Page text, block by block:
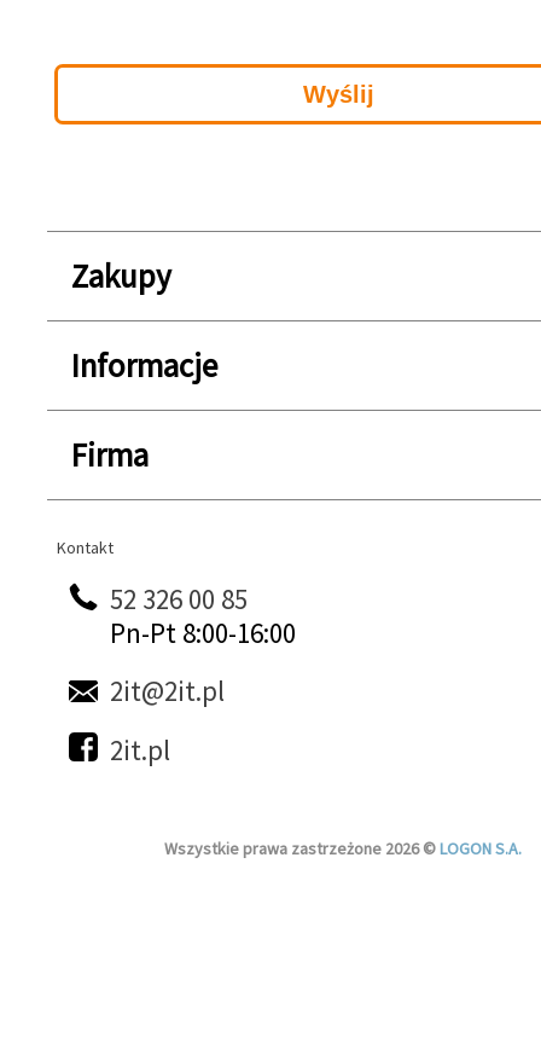
Zakupy
Informacje
Firma
Kontakt
Kontakt
52 326 00 85
Pn-Pt 8:00-16:00
2it@2it.pl
2it.pl
Wszystkie prawa zastrzeżone 2026 ©LOGON S.A.